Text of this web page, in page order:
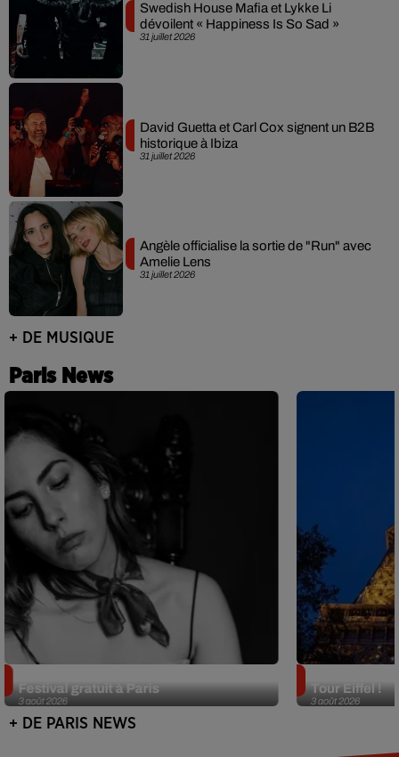
31 juillet 2026
Swedish House Mafia et Lykke Li
dévoilent « Happiness Is So Sad »
31 juillet 2026
David Guetta et Carl Cox signent un B2B
historique à Ibiza
31 juillet 2026
Angèle officialise la sortie de "Run" avec
Amelie Lens
+ DE MUSIQUE
Paris News
3 août 2026
Festival gratuit à Paris
3 août 2026
Tour Eiffel !
+ DE PARIS NEWS